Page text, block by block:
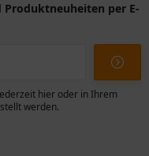
per E-
hier oder in Ihrem
werden.